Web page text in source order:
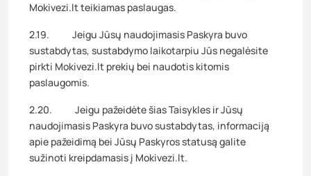
Mokivezi.lt teikiamas paslaugas.
2.19. Jeigu Jūsų naudojimasis Paskyra buvo
sustabdytas, sustabdymo laikotarpiu Jūs negalėsite
pirkti Mokivezi.lt prekių bei naudotis kitomis
paslaugomis.
2.20. Jeigu pažeidėte šias Taisykles ir Jūsų
naudojimasis Paskyra buvo sustabdytas, informaciją
apie pažeidimą bei Jūsų Paskyros statusą galite
sužinoti kreipdamasis į Mokivezi.lt.